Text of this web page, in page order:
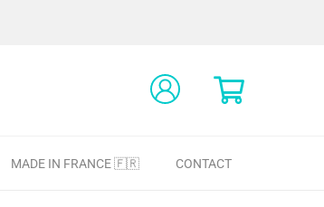
MADE IN FRANCE 🇫🇷 CONTACT